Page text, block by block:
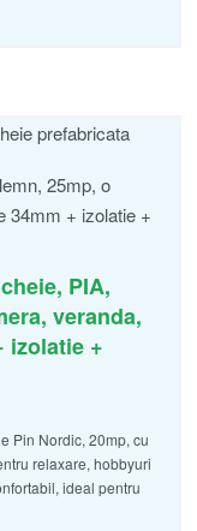
PIA,
veranda,
izolatie +
Pin Nordic, 20mp, cu
relaxare, hobbyuri
ideal pentru